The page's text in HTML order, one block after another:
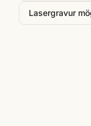
Lasergravur